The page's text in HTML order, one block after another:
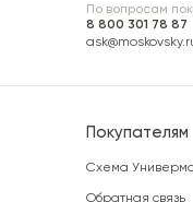
По вопросам
8 800 301 78 87
Покупателям
Схема
Обратная связь